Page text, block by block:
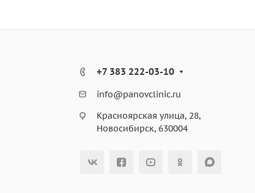
+7 383 222-03-10
info@panovclinic.ru
Красноярская улица, 28,
Новосибирск, 630004